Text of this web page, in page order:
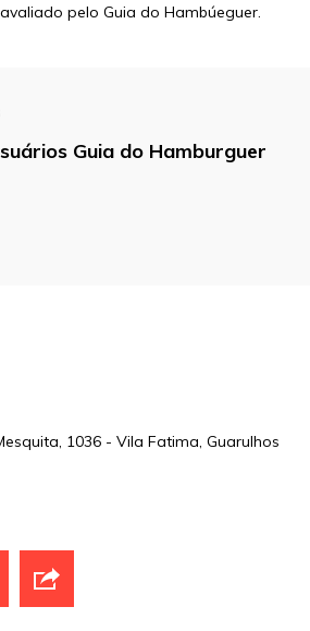
pelo Guia do Hambúeguer.
Guia do Hamburguer
1036 - Vila Fatima, Guarulhos